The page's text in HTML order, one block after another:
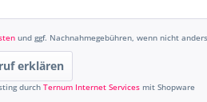
und ggf. Nachnahmegebühren, wenn nicht
erklären
durch Ternum Internet Services mit Shopware